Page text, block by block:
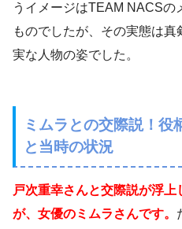
うイメージはTEAM NACSの
ものでしたが、その実態は
実な人物の姿でした。
ミムラとの交際説！役
と当時の状況
戸次重幸さんと交際説が浮
が、女優のミムラさんです。